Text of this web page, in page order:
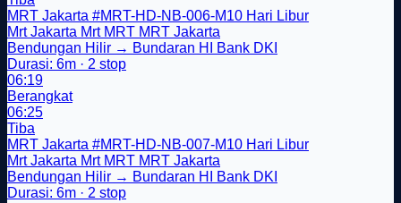
MRT Jakarta #MRT-HD-NB-006-M10 Hari Libur
Mrt Jakarta Mrt MRT MRT Jakarta
Bendungan Hilir → Bundaran HI Bank DKI
Durasi: 6m · 2 stop
06:19
Berangkat
06:25
Tiba
MRT Jakarta #MRT-HD-NB-007-M10 Hari Libur
Mrt Jakarta Mrt MRT MRT Jakarta
Bendungan Hilir → Bundaran HI Bank DKI
Durasi: 6m · 2 stop